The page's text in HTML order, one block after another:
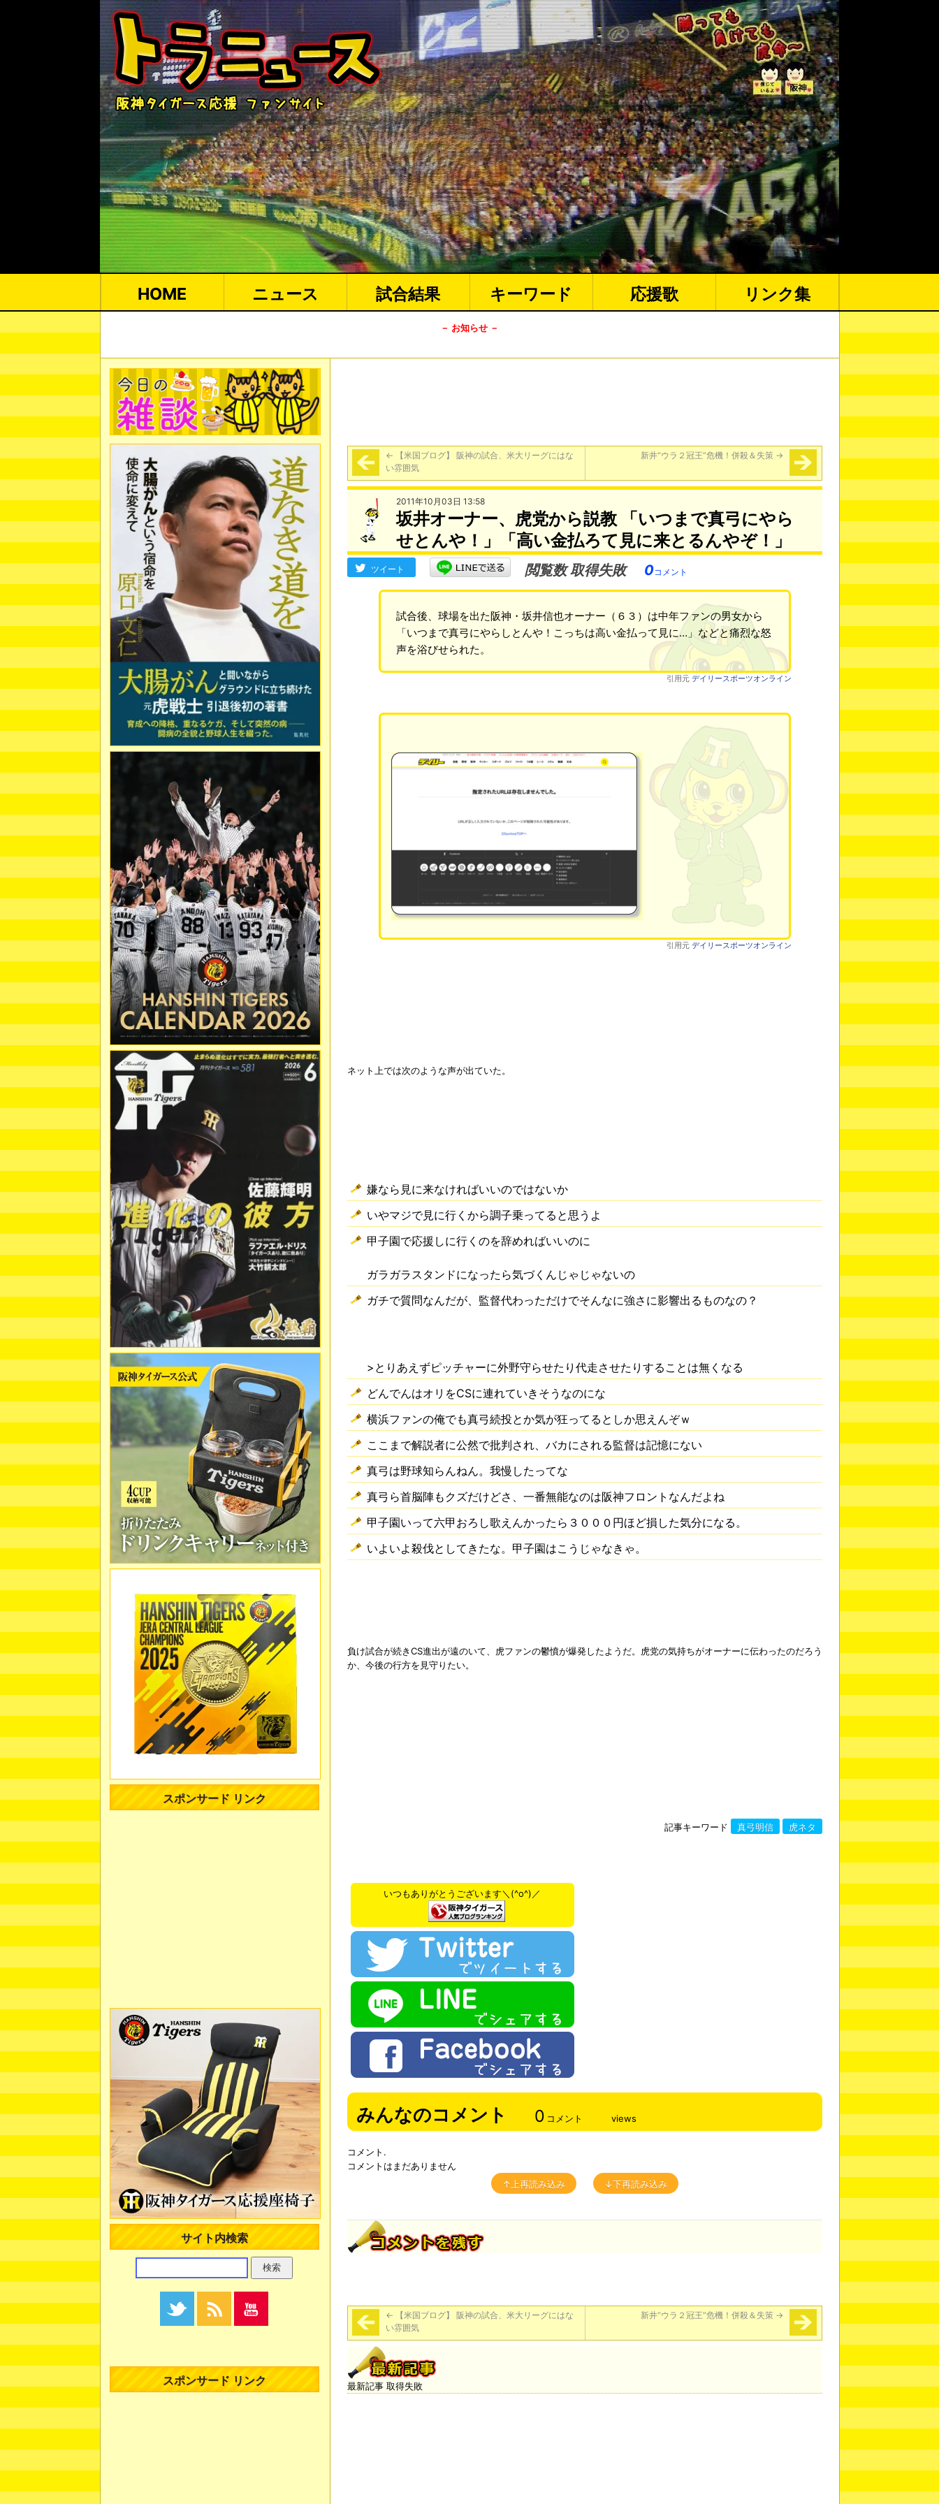
HOME ニュース 試合結果 キーワード 応援歌 リンク集
－ お知らせ －
← 【米国ブログ】 阪神の試合、米大リーグにはな
い雰囲気
新井“ウラ２冠王”危機！併殺＆失策 →
2011年10月03日 13:58
坂井オーナー、虎党から説教 「いつまで真弓にやら
せとんや！」「高い金払ろて見に来とるんやぞ！」
ツイート 閲覧数 取得失敗 0コメント
試合後、球場を出た阪神・坂井信也オーナー（６３）は中年ファンの男女から
「いつまで真弓にやらしとんや！こっちは高い金払って見に…」などと痛烈な怒
声を浴びせられた。
引用元 デイリースポーツオンライン
引用元 デイリースポーツオンライン
ネット上では次のような声が出ていた。
嫌なら見に来なければいいのではないか
いやマジで見に行くから調子乗ってると思うよ
甲子園で応援しに行くのを辞めればいいのに
ガラガラスタンドになったら気づくんじゃじゃないの
ガチで質問なんだが、監督代わっただけでそんなに強さに影響出るものなの？
>とりあえずピッチャーに外野守らせたり代走させたりすることは無くなる
どんでんはオリをCSに連れていきそうなのにな
横浜ファンの俺でも真弓続投とか気が狂ってるとしか思えんぞｗ
ここまで解説者に公然で批判され、バカにされる監督は記憶にない
真弓は野球知らんねん。我慢したってな
真弓ら首脳陣もクズだけどさ、一番無能なのは阪神フロントなんだよね
甲子園いって六甲おろし歌えんかったら３０００円ほど損した気分になる。
いよいよ殺伐としてきたな。甲子園はこうじゃなきゃ。
負け試合が続きCS進出が遠のいて、虎ファンの鬱憤が爆発したようだ。虎党の気持ちがオーナーに伝わったのだろう
か、今後の行方を見守りたい。
記事キーワード 真弓明信 虎ネタ
いつもありがとうございます＼(^o^)／
みんなのコメント 0 コメント views
コメント.
コメントはまだありません
↑上再読み込み
↓下再読み込み
← 【米国ブログ】 阪神の試合、米大リーグにはな
い雰囲気
新井“ウラ２冠王”危機！併殺＆失策 →
最新記事 取得失敗
スポンサード リンク
サイト内検索
スポンサード リンク